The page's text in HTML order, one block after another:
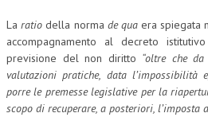
TAX RISK MANAGEMENT
CRIMINOLOGIA TRIBUTARIA
CFC E PARADISI FISCALI
TRANSFER PRICING
Laratio della norma de quaera spiegata
accompagnamento al decreto
previsione del non diritto “oltre che
valutazioni pratiche, data l’impossibilità
porre le premesse legislative per la
scopo di recuperare, a posteriori, l’imposta